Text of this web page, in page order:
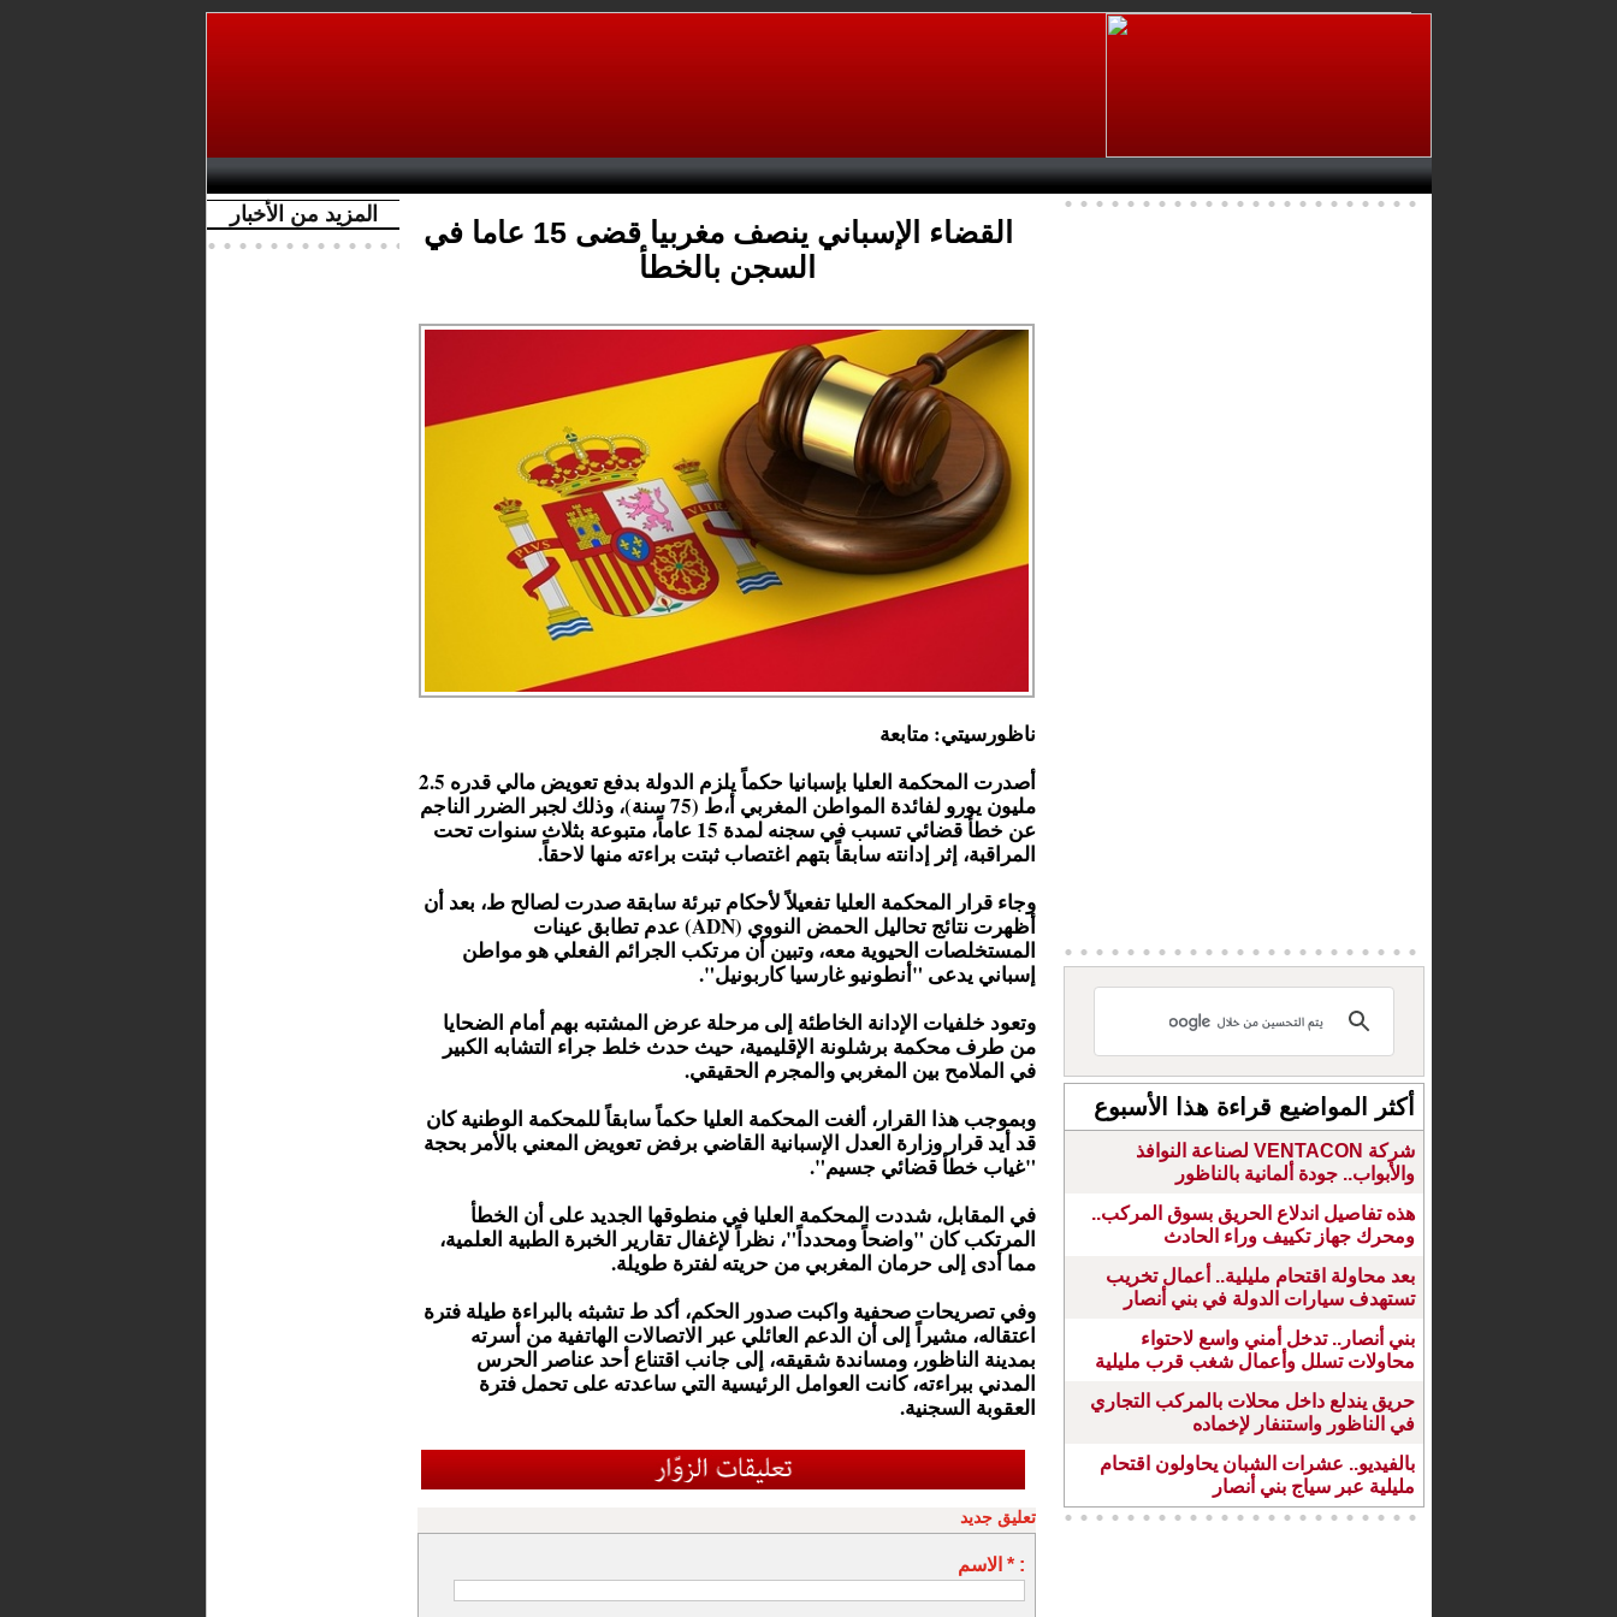
المزيد من الأخبار
القضاء الإسباني ينصف مغربيا قضى 15 عاما في
السجن بالخطأ
ناظورسيتي: متابعة
أصدرت المحكمة العليا بإسبانيا حكماً يلزم الدولة بدفع تعويض مالي قدره 2.5
مليون يورو لفائدة المواطن المغربي أ،ط (75 سنة)، وذلك لجبر الضرر الناجم
عن خطأ قضائي تسبب في سجنه لمدة 15 عاماً، متبوعة بثلاث سنوات تحت
المراقبة، إثر إدانته سابقاً بتهم اغتصاب ثبتت براءته منها لاحقاً.
وجاء قرار المحكمة العليا تفعيلاً لأحكام تبرئة سابقة صدرت لصالح ط، بعد أن
أظهرت نتائج تحاليل الحمض النووي (ADN) عدم تطابق عينات
المستخلصات الحيوية معه، وتبين أن مرتكب الجرائم الفعلي هو مواطن
إسباني يدعى "أنطونيو غارسيا كاربونيل".
وتعود خلفيات الإدانة الخاطئة إلى مرحلة عرض المشتبه بهم أمام الضحايا
من طرف محكمة برشلونة الإقليمية، حيث حدث خلط جراء التشابه الكبير
في الملامح بين المغربي والمجرم الحقيقي.
وبموجب هذا القرار، ألغت المحكمة العليا حكماً سابقاً للمحكمة الوطنية كان
قد أيد قرار وزارة العدل الإسبانية القاضي برفض تعويض المعني بالأمر بحجة
"غياب خطأ قضائي جسيم".
في المقابل، شددت المحكمة العليا في منطوقها الجديد على أن الخطأ
المرتكب كان "واضحاً ومحدداً"، نظراً لإغفال تقارير الخبرة الطبية العلمية،
مما أدى إلى حرمان المغربي من حريته لفترة طويلة.
وفي تصريحات صحفية واكبت صدور الحكم، أكد ط تشبثه بالبراءة طيلة فترة
اعتقاله، مشيراً إلى أن الدعم العائلي عبر الاتصالات الهاتفية من أسرته
بمدينة الناظور، ومساندة شقيقه، إلى جانب اقتناع أحد عناصر الحرس
المدني ببراءته، كانت العوامل الرئيسية التي ساعدته على تحمل فترة
العقوبة السجنية.
تعليق جديد
الاسم * :
أكثر المواضيع قراءة هذا الأسبوع
شركة VENTACON لصناعة النوافذ
والأبواب.. جودة ألمانية بالناظور
هذه تفاصيل اندلاع الحريق بسوق المركب..
ومحرك جهاز تكييف وراء الحادث
بعد محاولة اقتحام مليلية.. أعمال تخريب
تستهدف سيارات الدولة في بني أنصار
بني أنصار.. تدخل أمني واسع لاحتواء
محاولات تسلل وأعمال شغب قرب مليلية
حريق يندلع داخل محلات بالمركب التجاري
في الناظور واستنفار لإخماده
بالفيديو.. عشرات الشبان يحاولون اقتحام
مليلية عبر سياج بني أنصار